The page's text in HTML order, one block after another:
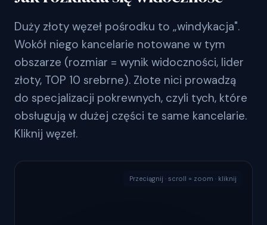
Duży złoty węzeł pośrodku to „windykacja".
Wokół niego kancelarie notowane w tym
obszarze (rozmiar = wynik widoczności, lider
złoty, TOP 10 srebrne). Złote nici prowadzą
do specjalizacji pokrewnych, czyli tych, które
obsługują w dużej części te same kancelarie.
Kliknij węzeł.
Przeciągnij · scroll = zoom · kliknij